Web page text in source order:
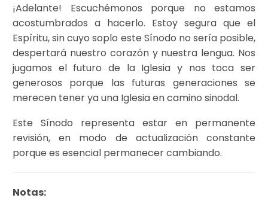
¡Adelante! Escuchémonos porque no estamos
acostumbrados a hacerlo. Estoy segura que el
Espíritu, sin cuyo soplo este Sínodo no sería posible,
despertará nuestro corazón y nuestra lengua. Nos
jugamos el futuro de la Iglesia y nos toca ser
generosos porque las futuras generaciones se
merecen tener ya una Iglesia en camino sinodal.
Este Sínodo representa estar en permanente
revisión, en modo de actualización constante
porque es esencial permanecer cambiando.
Notas: